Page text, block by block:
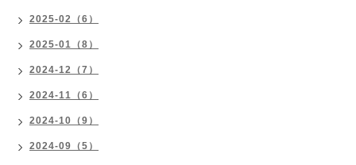
2025-02（6）
2025-01（8）
2024-12（7）
2024-11（6）
2024-10（9）
2024-09（5）